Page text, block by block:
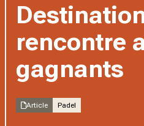
rencontre
gagnants
Article Padel